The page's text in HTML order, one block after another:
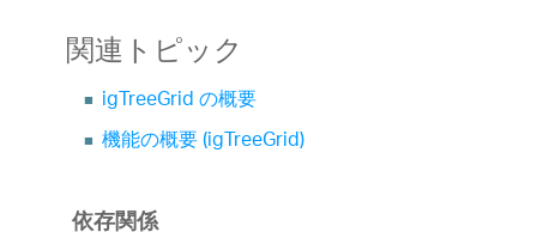
関連トピック
igTreeGrid の概要
機能の概要 (igTreeGrid)